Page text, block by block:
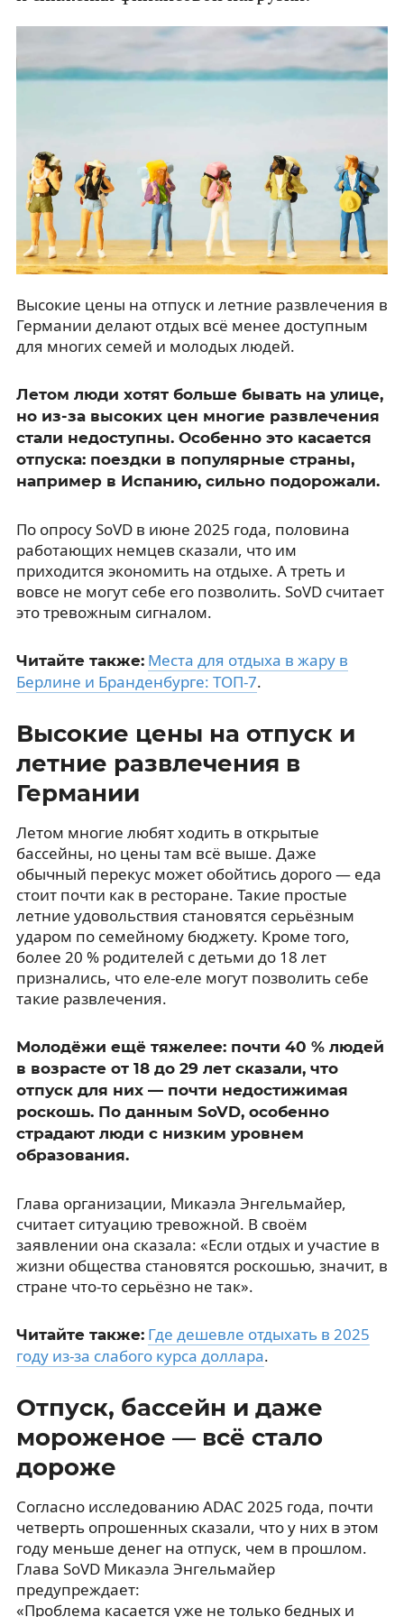
Высокие цены на отпуск и летние развлечения в
Германии делают отдых всё менее доступным
для многих семей и молодых людей.
Летом люди хотят больше бывать на улице,
но из-за высоких цен многие развлечения
стали недоступны. Особенно это касается
отпуска: поездки в популярные страны,
например в Испанию, сильно подорожали.
По опросу SoVD в июне 2025 года, половина
работающих немцев сказали, что им
приходится экономить на отдыхе. А треть и
вовсе не могут себе его позволить. SoVD считает
это тревожным сигналом.
Читайте также: Места для отдыха в жару в
Берлине и Бранденбурге: ТОП-7.
Высокие цены на отпуск и
летние развлечения в
Германии
Летом многие любят ходить в открытые
бассейны, но цены там всё выше. Даже
обычный перекус может обойтись дорого — еда
стоит почти как в ресторане. Такие простые
летние удовольствия становятся серьёзным
ударом по семейному бюджету. Кроме того,
более 20 % родителей с детьми до 18 лет
признались, что еле-еле могут позволить себе
такие развлечения.
Молодёжи ещё тяжелее: почти 40 % людей
в возрасте от 18 до 29 лет сказали, что
отпуск для них — почти недостижимая
роскошь. По данным SoVD, особенно
страдают люди с низким уровнем
образования.
Глава организации, Микаэла Энгельмайер,
считает ситуацию тревожной. В своём
заявлении она сказала: «Если отдых и участие в
жизни общества становятся роскошью, значит, в
стране что-то серьёзно не так».
Читайте также: Где дешевле отдыхать в 2025
году из-за слабого курса доллара.
Отпуск, бассейн и даже
мороженое — всё стало
дороже
Согласно исследованию ADAC 2025 года, почти
четверть опрошенных сказали, что у них в этом
году меньше денег на отпуск, чем в прошлом.
Глава SoVD Микаэла Энгельмайер
предупреждает:
«Проблема касается уже не только бедных и